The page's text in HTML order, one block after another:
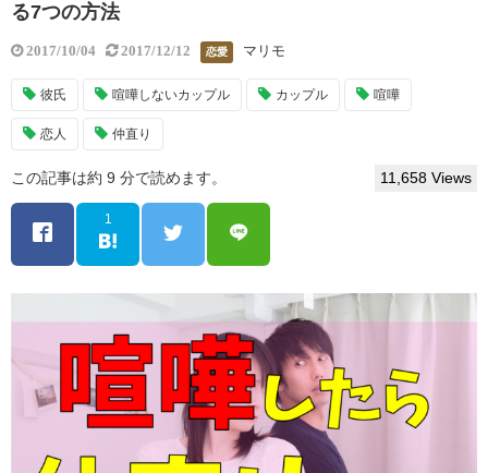
る7つの方法
2017/10/04 2017/12/12 恋愛 マリモ
彼氏 喧嘩しないカップル カップル 喧嘩
恋人 仲直り
この記事は約 9 分で読めます。 11,658 Views
1